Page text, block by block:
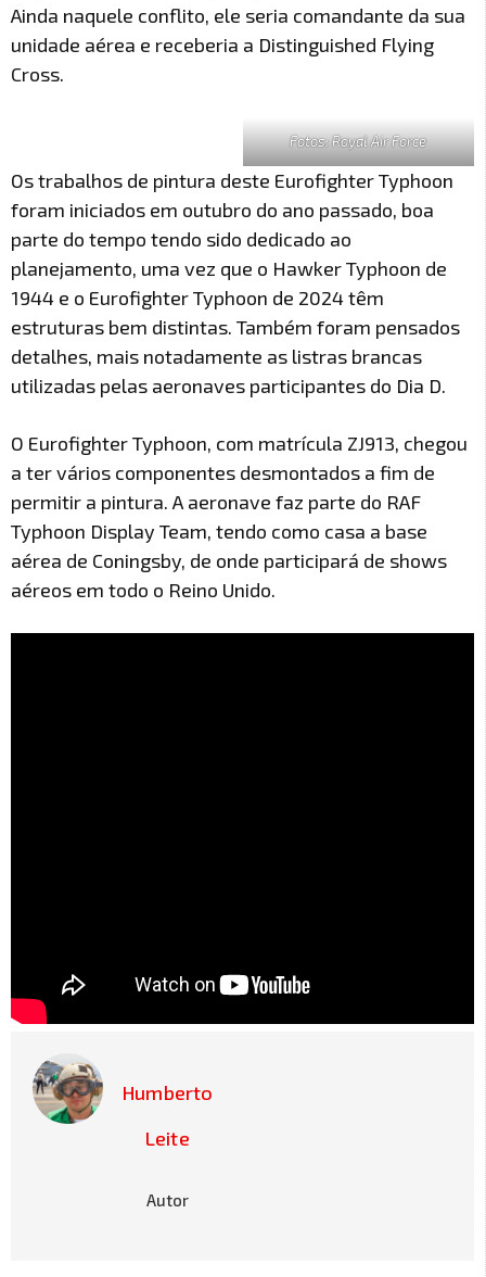
Ainda naquele conflito, ele seria comandante da sua
unidade aérea e receberia a Distinguished Flying
Cross.
Fotos: Royal Air Force
Os trabalhos de pintura deste Eurofighter Typhoon
foram iniciados em outubro do ano passado, boa
parte do tempo tendo sido dedicado ao
planejamento, uma vez que o Hawker Typhoon de
1944 e o Eurofighter Typhoon de 2024 têm
estruturas bem distintas. Também foram pensados
detalhes, mais notadamente as listras brancas
utilizadas pelas aeronaves participantes do Dia D.
O Eurofighter Typhoon, com matrícula ZJ913, chegou
a ter vários componentes desmontados a fim de
permitir a pintura. A aeronave faz parte do RAF
Typhoon Display Team, tendo como casa a base
aérea de Coningsby, de onde participará de shows
aéreos em todo o Reino Unido.
Humberto
Leite
Autor